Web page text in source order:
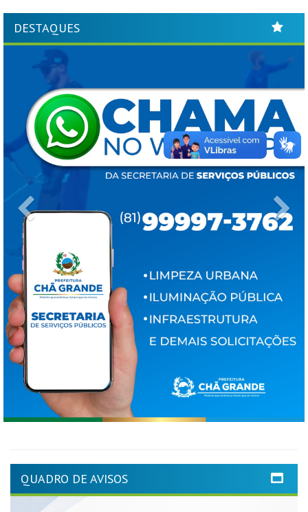
DESTAQUES
QUADRO DE AVISOS